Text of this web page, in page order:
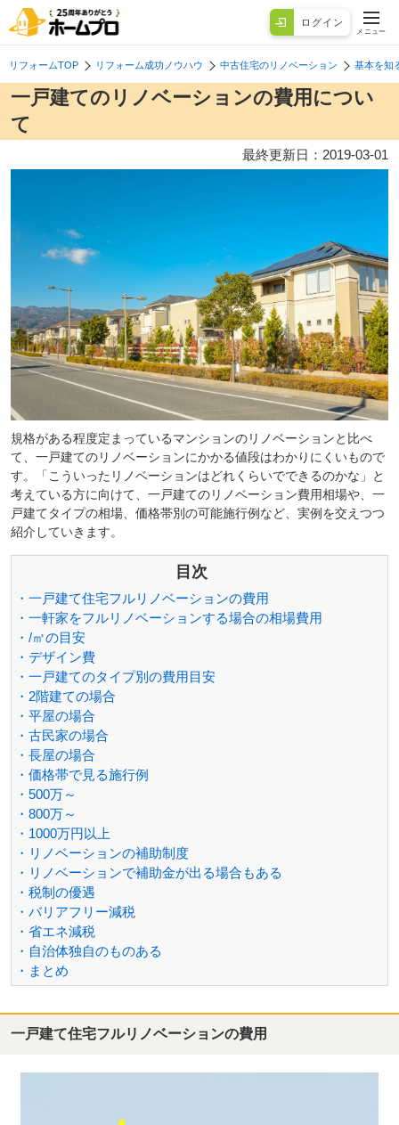
ログイン
メニュー
リフォームTOP リフォーム成功ノウハウ 中古住宅のリノベーション 基本を知
一戸建てのリノベーションの費用につい
て
最終更新日： 2019-03-01
規格がある程度定まっているマンションのリノベーションと比べ
て、一戸建てのリノベーションにかかる値段はわかりにくいもので
す。「こういったリノベーションはどれくらいでできるのかな」と
考えている方に向けて、一戸建てのリノベーション費用相場や、一
戸建てタイプの相場、価格帯別の可能施行例など、実例を交えつつ
紹介していきます。
目次
・一戸建て住宅フルリノベーションの費用
・一軒家をフルリノベーションする場合の相場費用
・/㎡の目安
・デザイン費
・一戸建てのタイプ別の費用目安
・2階建ての場合
・平屋の場合
・古民家の場合
・長屋の場合
・価格帯で見る施行例
・500万～
・800万～
・1000万円以上
・リノベーションの補助制度
・リノベーションで補助金が出る場合もある
・税制の優遇
・バリアフリー減税
・省エネ減税
・自治体独自のものある
・まとめ
一戸建て住宅フルリノベーションの費用